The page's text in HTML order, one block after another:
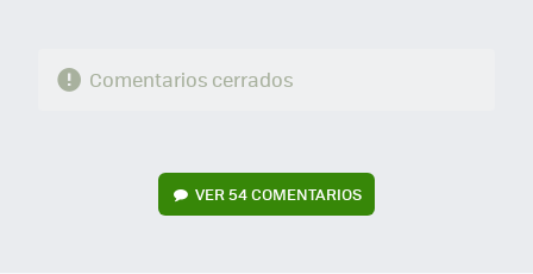
Comentarios cerrados
VER54 COMENTARIOS